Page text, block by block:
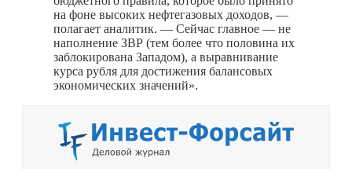
на фоне высоких нефтегазовых доходов, —
полагает аналитик. — Сейчас главное — не
наполнение ЗВР (тем более что половина их
заблокирована Западом), а выравнивание
курса рубля для достижения балансовых
экономических значений».